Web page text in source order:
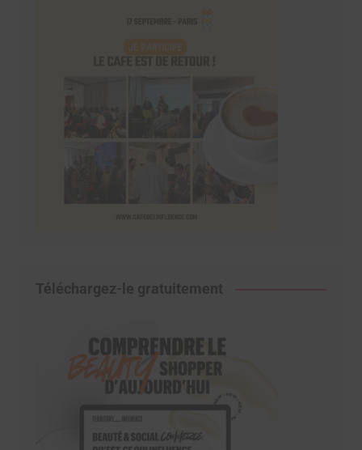
Téléchargez-le gratuitement